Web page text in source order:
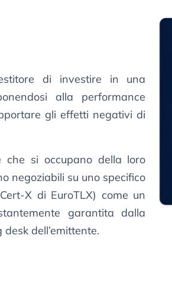
di investire in una
alla performance
gli effetti negativi di
che si occupano della loro
negoziabili su uno specifico
X di EuroTLX) come un
garantita dalla
dell’emittente.